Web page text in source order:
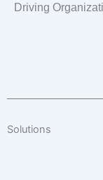
Driving
Solutions